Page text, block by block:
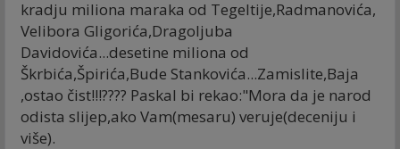
kradju miliona maraka od Tegeltije,Radmanovića,
Velibora Gligorića,Dragoljuba
Davidovića...desetine miliona od
Škrbića,Špirića,Bude Stankovića...Zamislite,Baja
,ostao čist!!!???? Paskal bi rekao:"Mora da je narod
odista slijep,ako Vam(mesaru) veruje(deceniju i
više).